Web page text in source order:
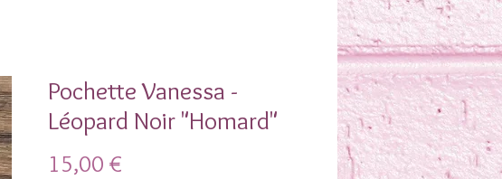
Pochette Vanessa -
Léopard Noir "Homard"
15,00 €